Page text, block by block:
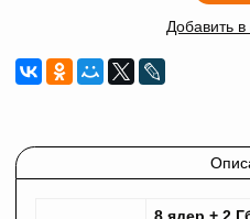
Добавить